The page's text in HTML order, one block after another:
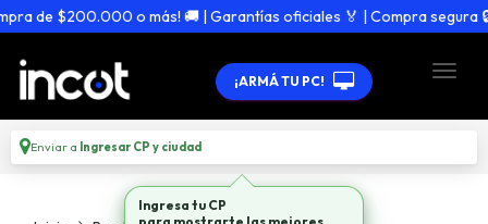
de $200.000 o más! 🚚 | Garantías oficiales 🏅 | Compra segura 🔒
¡ARMÁ TU PC!
Enviar a Ingresar CP y ciudad
Ingresa tu CP